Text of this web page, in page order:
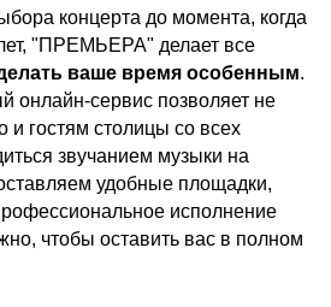
концерта до момента, когда
"ПРЕМЬЕРА" делает все
ваше время особенным.
онлайн-сервис позволяет не
и гостям столицы со всех
звучанием музыки на
удобные площадки,
исполнение
чтобы оставить вас в полном